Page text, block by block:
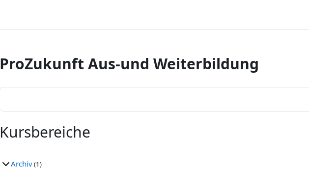
ProZukunft Aus-und Weiterbildung
Kursbereiche
Archiv(1)